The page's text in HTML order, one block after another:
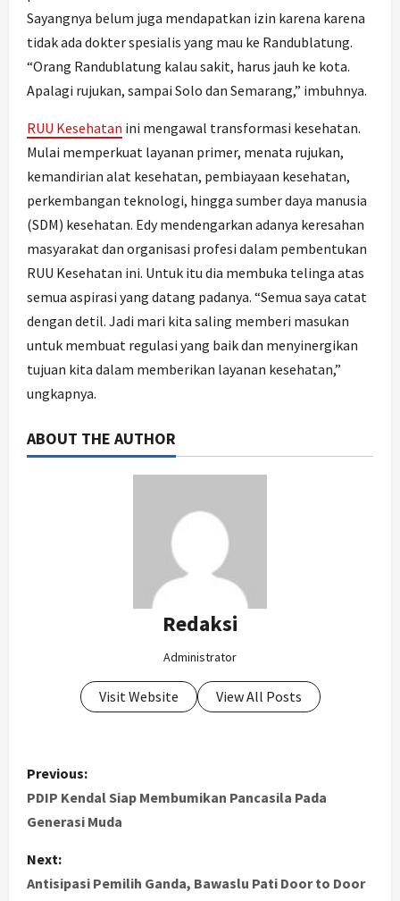
Sayangnya belum juga mendapatkan izin karena karena
tidak ada dokter spesialis yang mau ke Randublatung.
“Orang Randublatung kalau sakit, harus jauh ke kota.
Apalagi rujukan, sampai Solo dan Semarang,” imbuhnya.
RUU Kesehatan ini mengawal transformasi kesehatan.
Mulai memperkuat layanan primer, menata rujukan,
kemandirian alat kesehatan, pembiayaan kesehatan,
perkembangan teknologi, hingga sumber daya manusia
(SDM) kesehatan. Edy mendengarkan adanya keresahan
masyarakat dan organisasi profesi dalam pembentukan
RUU Kesehatan ini. Untuk itu dia membuka telinga atas
semua aspirasi yang datang padanya. “Semua saya catat
dengan detil. Jadi mari kita saling memberi masukan
untuk membuat regulasi yang baik dan menyinergikan
tujuan kita dalam memberikan layanan kesehatan,”
ungkapnya.
ABOUT THE AUTHOR
Redaksi
Administrator
Visit Website View All Posts
P
o
t
Previous:
PDIP Kendal Siap Membumikan Pancasila Pada
Generasi Muda
Next:
Antisipasi Pemilih Ganda, Bawaslu Pati Door to Door